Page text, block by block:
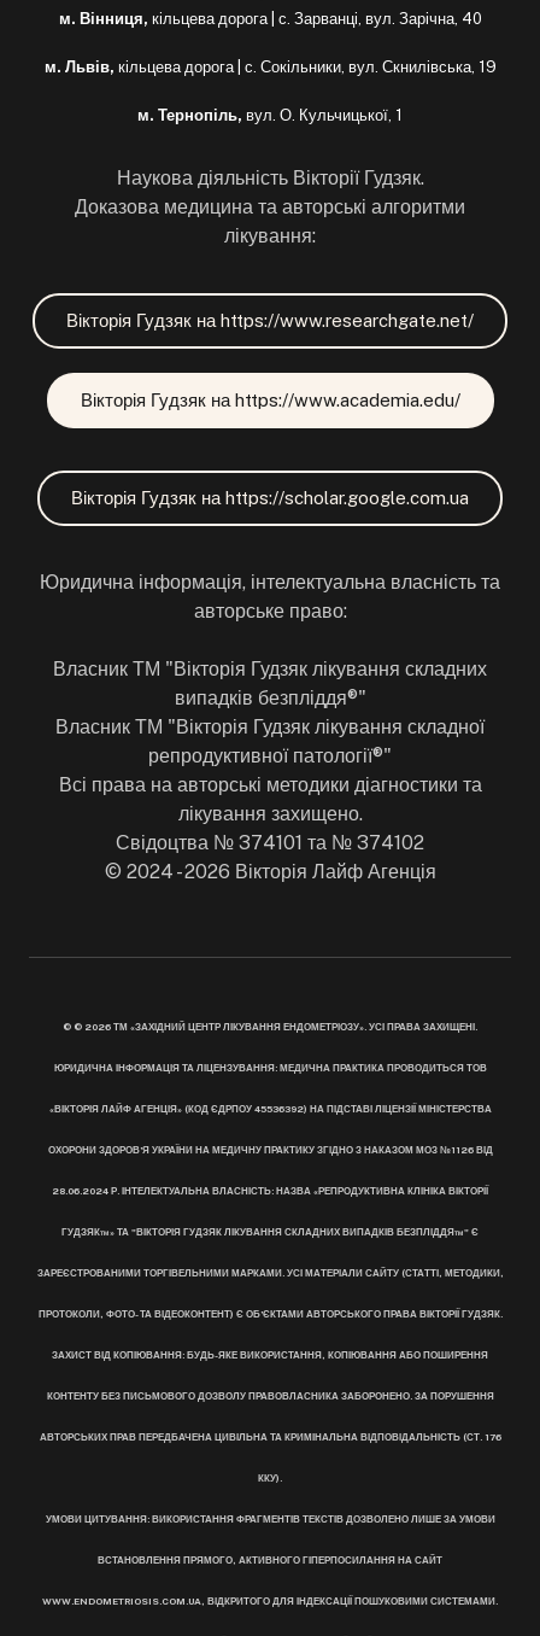
м. Вінниця, кільцева дорога | с. Зарванці, вул. Зарічна, 40
м. Львів, кільцева дорога | с. Сокільники, вул. Скнилівська, 19
м. Тернопіль, вул. О. Кульчицької, 1
Наукова діяльність Вікторії Гудзяк.
Доказова медицина та авторські алгоритми
лікування:
Вікторія Гудзяк на https://www.researchgate.net/
Вікторія Гудзяк на https://www.academia.edu/
Вікторія Гудзяк на https://scholar.google.com.ua
Юридична інформація, інтелектуальна власність та
авторське право:
Власник ТМ "Вікторія Гудзяк лікування складних
випадків безпліддя®"
Власник ТМ "Вікторія Гудзяк лікування складної
репродуктивної патології®"
Всі права на авторські методики діагностики та
лікування захищено.
Свідоцтва № 374101 та № 374102
© 2024 - 2026 Вікторія Лайф Агенція
© © 2026 ТМ «ЗАХІДНИЙ ЦЕНТР ЛІКУВАННЯ ЕНДОМЕТРІОЗУ». УСІ ПРАВА ЗАХИЩЕНІ.
ЮРИДИЧНА ІНФОРМАЦІЯ ТА ЛІЦЕНЗУВАННЯ: МЕДИЧНА ПРАКТИКА ПРОВОДИТЬСЯ ТОВ
«ВІКТОРІЯ ЛАЙФ АГЕНЦІЯ» (КОД ЄДРПОУ 45536392) НА ПІДСТАВІ ЛІЦЕНЗІЇ МІНІСТЕРСТВА
ОХОРОНИ ЗДОРОВ’Я УКРАЇНИ НА МЕДИЧНУ ПРАКТИКУ ЗГІДНО З НАКАЗОМ МОЗ №1126 ВІД
28.06.2024 Р. ІНТЕЛЕКТУАЛЬНА ВЛАСНІСТЬ: НАЗВА «РЕПРОДУКТИВНА КЛІНІКА ВІКТОРІЇ
ГУДЗЯК™» ТА "ВІКТОРІЯ ГУДЗЯК ЛІКУВАННЯ СКЛАДНИХ ВИПАДКІВ БЕЗПЛІДДЯ™" Є
ЗАРЕЄСТРОВАНИМИ ТОРГІВЕЛЬНИМИ МАРКАМИ. УСІ МАТЕРІАЛИ САЙТУ (СТАТТІ, МЕТОДИКИ,
ПРОТОКОЛИ, ФОТО- ТА ВІДЕОКОНТЕНТ) Є ОБ’ЄКТАМИ АВТОРСЬКОГО ПРАВА ВІКТОРІЇ ГУДЗЯК.
ЗАХИСТ ВІД КОПІЮВАННЯ: БУДЬ-ЯКЕ ВИКОРИСТАННЯ, КОПІЮВАННЯ АБО ПОШИРЕННЯ
КОНТЕНТУ БЕЗ ПИСЬМОВОГО ДОЗВОЛУ ПРАВОВЛАСНИКА ЗАБОРОНЕНО. ЗА ПОРУШЕННЯ
АВТОРСЬКИХ ПРАВ ПЕРЕДБАЧЕНА ЦИВІЛЬНА ТА КРИМІНАЛЬНА ВІДПОВІДАЛЬНІСТЬ (СТ. 176
ККУ).
УМОВИ ЦИТУВАННЯ: ВИКОРИСТАННЯ ФРАГМЕНТІВ ТЕКСТІВ ДОЗВОЛЕНО ЛИШЕ ЗА УМОВИ
ВСТАНОВЛЕННЯ ПРЯМОГО, АКТИВНОГО ГІПЕРПОСИЛАННЯ НА САЙТ
WWW.ENDOMETRIOSIS.COM.UA, ВІДКРИТОГО ДЛЯ ІНДЕКСАЦІЇ ПОШУКОВИМИ СИСТЕМАМИ.